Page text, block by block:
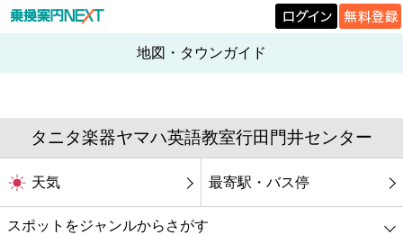
地図・タウンガイド
タニタ楽器ヤマハ英語教室行田門井センター
天気 最寄駅・バス停
スポットをジャンルからさがす